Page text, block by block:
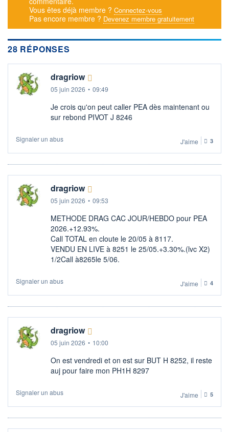
Vous êtes déjà membre ? Connectez-vous
Pas encore membre ? Devenez membre gratuitement
28 RÉPONSES
dragriow
05 juin 2026 • 09:49
Je crois qu'on peut caller PEA dès maintenant ou
sur rebond PIVOT J 8246
Signaler un abus J'aime 3
dragriow
05 juin 2026 • 09:53
METHODE DRAG CAC JOUR/HEBDO pour PEA
2026.+12.93%.
Call TOTAL en cloute le 20/05 à 8117.
VENDU EN LIVE à 8251 le 25/05.+3.30%.(lvc X2)
1/2Call à8265le 5/06.
Signaler un abus J'aime 4
dragriow
05 juin 2026 • 10:00
On est vendredi et on est sur BUT H 8252, il reste
auj pour faire mon PH1H 8297
Signaler un abus J'aime 5